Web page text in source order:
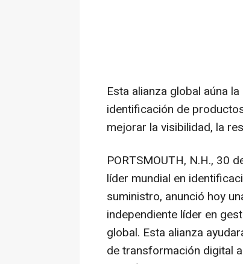
Esta alianza global aúna
identificación de
mejorar la visibilidad, la
PORTSMOUTH, N.H., 30
líder mundial en
suministro, anunció hoy
independiente líder en
global. Esta alianza
de transformación digital